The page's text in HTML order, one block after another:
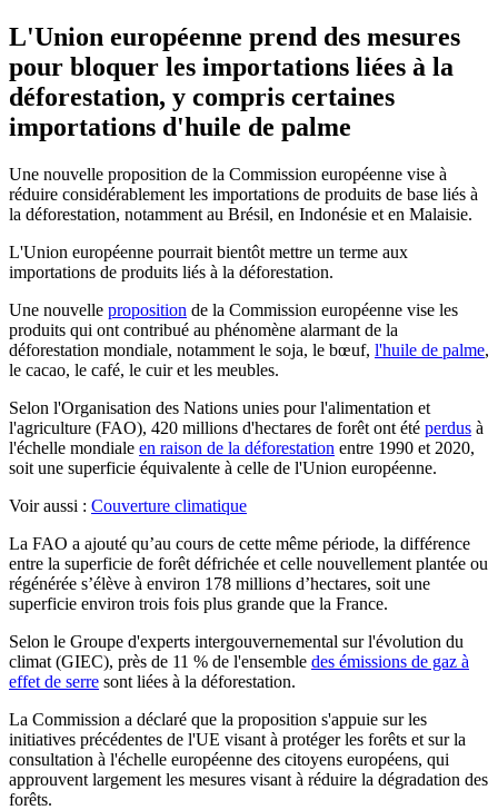
L'Union européenne prend des mesures
pour bloquer les importations liées à la
déforestation, y compris certaines
importations d'huile de palme
Une nouvelle proposition de la Commission européenne vise à
réduire considérablement les importations de produits de base liés à
la déforestation, notamment au Brésil, en Indonésie et en Malaisie.
L'Union européenne pourrait bientôt mettre un terme aux
importations de produits liés à la déforestation.
Une nouvelle proposition de la Commission européenne vise les
produits qui ont contribué au phénomène alarmant de la
déforestation mondiale, notamment le soja, le bœuf, l'huile de palme,
le cacao, le café, le cuir et les meubles.
Selon l'Organisation des Nations unies pour l'alimentation et
l'agriculture (FAO), 420 millions d'hectares de forêt ont été perdus à
l'échelle mondiale en raison de la déforestation entre 1990 et 2020,
soit une superficie équivalente à celle de l'Union européenne.
Voir aussi : Couverture climatique
La FAO a ajouté qu’au cours de cette même période, la différence
entre la superficie de forêt défrichée et celle nouvellement plantée ou
régénérée s’élève à environ 178 millions d’hectares, soit une
superficie environ trois fois plus grande que la France.
Selon le Groupe d'experts intergouvernemental sur l'évolution du
climat (GIEC), près de 11 % de l'ensemble des émissions de gaz à
effet de serre sont liées à la déforestation.
La Commission a déclaré que la proposition s'appuie sur les
initiatives précédentes de l'UE visant à protéger les forêts et sur la
consultation à l'échelle européenne des citoyens européens, qui
approuvent largement les mesures visant à réduire la dégradation des
forêts.